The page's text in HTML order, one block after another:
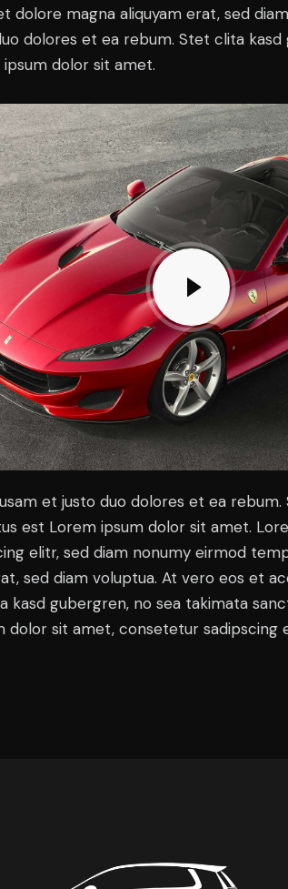
dolore magna aliquyam erat, sed
dolores et ea rebum. Stet clita
dolor sit amet.
et justo duo dolores et ea
est Lorem ipsum dolor sit amet.
elitr, sed diam nonumy eirmod
sed diam voluptua. At vero eos et
kasd gubergren, no sea takimata
dolor sit amet, consetetur sadipscing